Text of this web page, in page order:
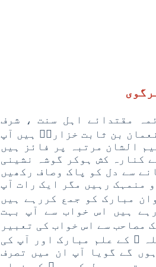
مقتدائے اہل سنت ، شرف
بن ثابت خزاریؓ ہیں آپ
الشان مرتبہ پر فائز ہیں
کنارہ کش ہوکر گوشہ نشینی
سے دل کو پاک وصاف رکھیں
منمہک رہیں مگر ایک رات آپ
مبارک کو جمع کررہے ہیں
ہیں اس خواب سے آپ بہت
سے اس خواب کی تعبیر
ﷺ کے علم مبارک اور آپ کی
گے گویا آپ ان میں تصرف